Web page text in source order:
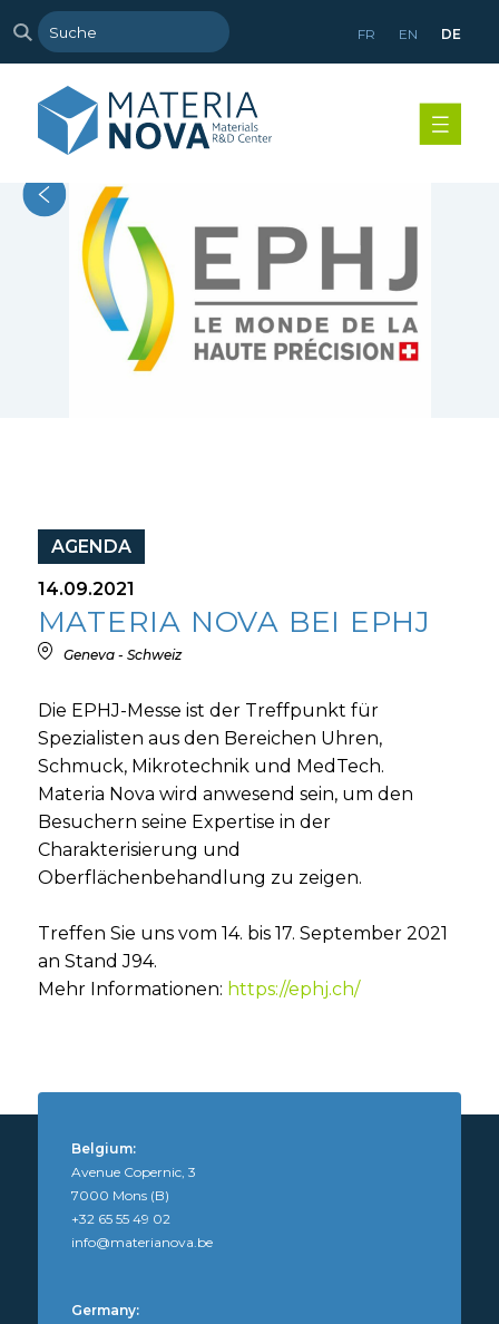
FR EN DE
AGENDA
14.09.2021
MATERIA NOVA BEI EPHJ
Geneva - Schweiz
Die EPHJ-Messe ist der Treffpunkt für
Spezialisten aus den Bereichen Uhren,
Schmuck, Mikrotechnik und MedTech.
Materia Nova wird anwesend sein, um den
Besuchern seine Expertise in der
Charakterisierung und
Oberflächenbehandlung zu zeigen.
Treffen Sie uns vom 14. bis 17. September 2021
an Stand J94.
Mehr Informationen: https://ephj.ch/
Belgium:
Avenue Copernic, 3
7000 Mons (B)
+32 65 55 49 02
info@materianova.be
Germany: